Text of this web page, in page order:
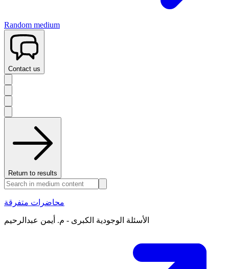
Random medium
Contact us
Return to results
محاضرات متفرقة
الأسئلة الوجودية الكبرى - م. أيمن عبدالرحيم